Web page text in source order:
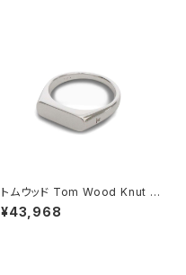
トムウッド Tom Wood Knut R
ing リング 100572-48 シルバ
ー
¥43,968